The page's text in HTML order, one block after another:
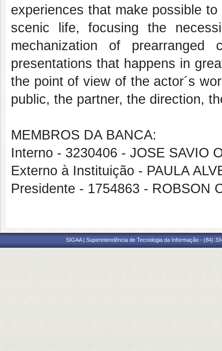
experiences that make possible
scenic life, focusing the
mechanization of
presentations that happens in
the point of view of the actor´s
public, the partner, the direction,
MEMBROS DA BANCA:
Interno - 3230406 - JOSE SAVIO
Externo à Instituição - PAULA
Presidente - 1754863 - ROBSON
SIGAA | Superintendência de Tecnologia da Informação - (84)